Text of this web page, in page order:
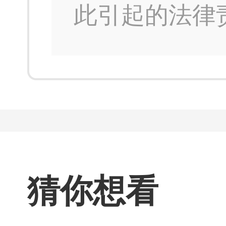
此引起的法律
猜你想看